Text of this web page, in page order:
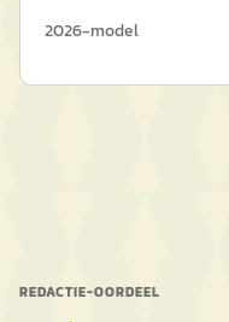
2026-model
REDACTIE-OORDEEL